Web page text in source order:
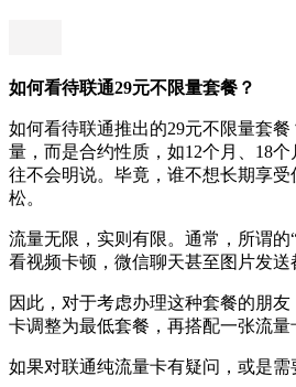
如何看待联通29元不限量套餐？
如何看待联通推出的29元不限量套
量，而是合约性质，如12个月、18
往不会明说。毕竟，谁不想长期享
松。
流量无限，实则有限。通常，所谓
看视频卡顿，微信聊天甚至图片发送
因此，对于考虑办理这种套餐的朋
卡调整为最低套餐，再搭配一张流量
如果对联通纯流量卡有疑问，或是